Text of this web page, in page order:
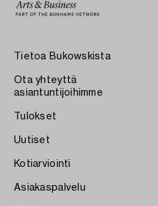
Tietoa Bukowskista
Ota yhteyttä
asiantuntijoihimme
Tulokset
Uutiset
Kotiarviointi
Asiakaspalvelu